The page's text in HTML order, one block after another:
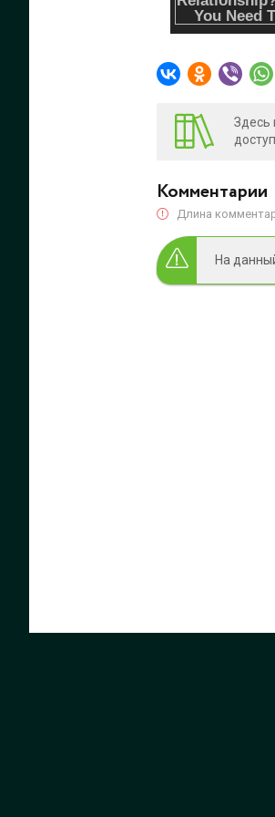
Здесь
Комментарии
Длина
На